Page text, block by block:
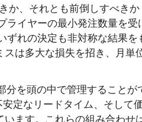
か、それとも前倒しすべきか
ライヤーの最小発注数量を受
ずれの決定も非対称な結果を
は多大な損失を招き、月単
分を頭の中で管理することが
定なリードタイム、そして
ます。これらの組み合わせは